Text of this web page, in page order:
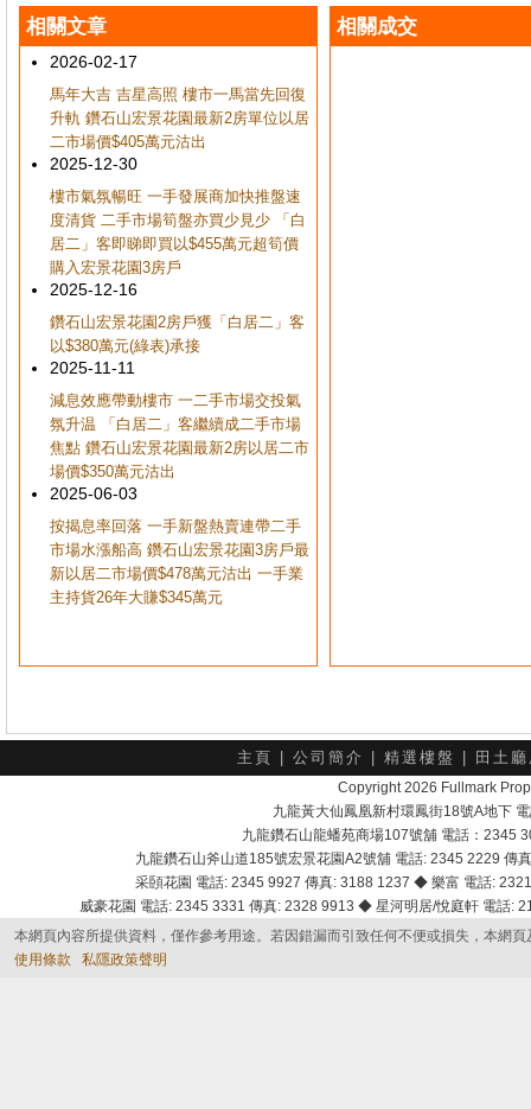
相關文章
2026-02-17
馬年大吉 吉星高照 樓市一馬當先回復
升軌 鑽石山宏景花園最新2房單位以居
二市場價$405萬元沽出
2025-12-30
樓市氣氛暢旺 一手發展商加快推盤速
度清貨 二手市場筍盤亦買少見少 「白
居二」客即睇即買以$455萬元超筍價
購入宏景花園3房戶
2025-12-16
鑽石山宏景花園2房戶獲「白居二」客
以$380萬元(綠表)承接
2025-11-11
減息效應帶動樓市 一二手市場交投氣
氛升温 「白居二」客繼續成二手市場
焦點 鑽石山宏景花園最新2房以居二市
場價$350萬元沽出
2025-06-03
按揭息率回落 一手新盤熱賣連帶二手
市場水漲船高 鑽石山宏景花園3房戶最
新以居二市場價$478萬元沽出 一手業
主持貨26年大賺$345萬元
相關成交
主頁 公司簡介 精選樓盤 田土
Copyright 2026 Fullmark
九龍黃大仙鳳凰新村環鳳街18號A地下
九龍鑽石山龍蟠苑商場107號舖 電話：2345
九龍鑽石山斧山道185號宏景花園A2號舖 電話: 2345 2229
采頣花園 電話: 2345 9927 傳真: 3188 1237 ◆ 樂富 電話:
威豪花園 電話: 2345 3331 傳真: 2328 9913 ◆ 星河明居/悅庭軒 電話
本網頁內容所提供資料，僅作參考用途。若因錯漏而引致任何不便或損失，本網
使用條款
私隱政策聲明